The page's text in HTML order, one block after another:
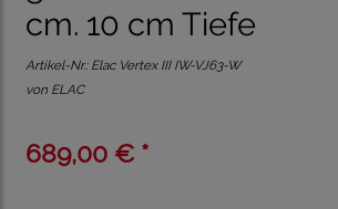
cm. 10 cm Tiefe
Artikel-Nr.: Elac Vertex III IW-VJ63-W
von ELAC
689,00 € *